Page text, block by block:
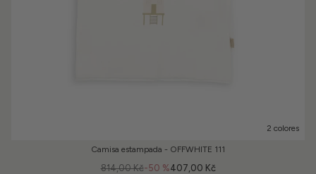
2 colores
Camisa estampada - OFFWHITE 111
-50 %
814,00 Kč 407,00 Kč